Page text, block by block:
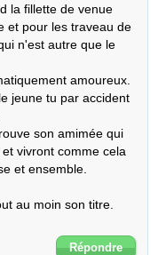
la fillette de venue
et pour les traveau de
n'est autre que le
amoureux.
jeune tu par accident
son amimée qui
vivront comme cela
et ensemble.
au moin son titre.
Répondre